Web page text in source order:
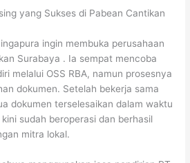
yang Sukses di Pabean Cantikan
ingin membuka perusahaan
Surabaya . Ia sempat mencoba
melalui OSS RBA, namun prosesnya
dokumen. Setelah bekerja sama
dokumen terselesaikan dalam waktu
sudah beroperasi dan berhasil
mitra lokal.